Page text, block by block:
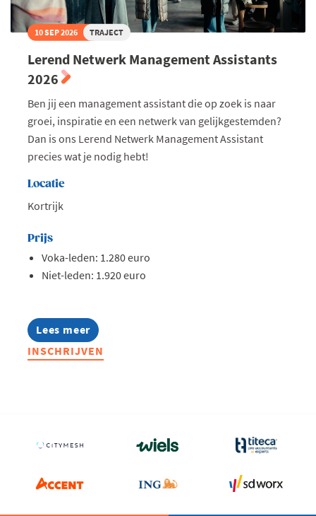
10 SEP 2026 TRAJECT
Lerend Netwerk Management Assistants
2026
Ben jij een management assistant die op zoek is naar
groei, inspiratie en een netwerk van gelijkgestemden?
Dan is ons Lerend Netwerk Management Assistant
precies wat je nodig hebt!
Locatie
Kortrijk
Prijs
Voka-leden: 1.280 euro
Niet-leden: 1.920 euro
Lees meer
about
Lerend
Netwerk
INSCHRIJVEN